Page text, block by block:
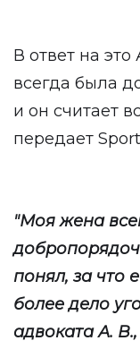
В ответ на
всегда была
и он считает
передает
"Моя жена
понял, за что
более дело
адвоката А.